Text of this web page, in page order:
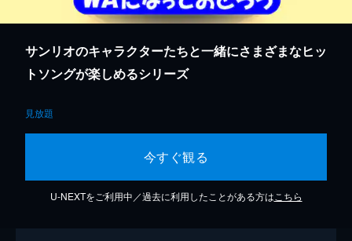
サンリオのキャラクターたちと一緒にさまざまなヒッ
トソングが楽しめるシリーズ
見放題
今すぐ観る
U-NEXTをご利用中／過去に利用したことがある方は こちら